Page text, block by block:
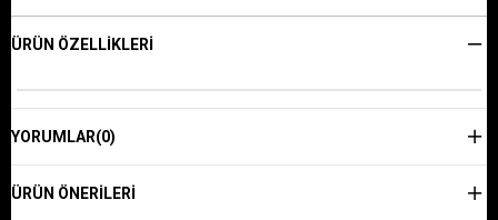
ÜRÜN ÖZELLIKLERI
YORUMLAR(0)
ÜRÜN ÖNERILERI